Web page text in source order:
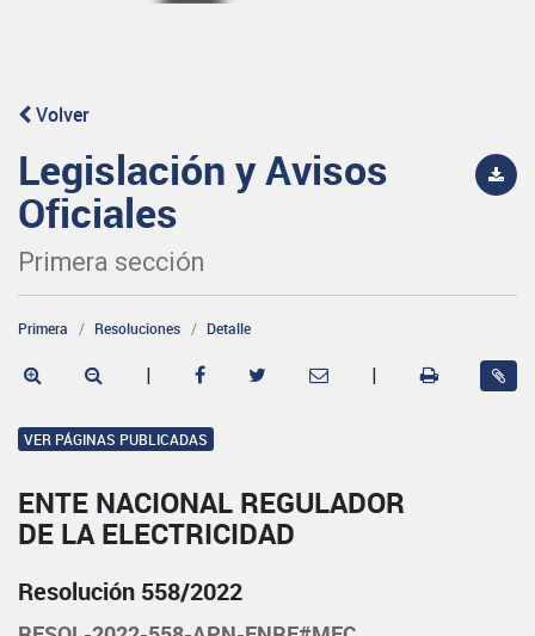
Volver
Legislación y Avisos
Oficiales
Primera sección
Primera Resoluciones Detalle
| |
VER PÁGINAS PUBLICADAS
ENTE NACIONAL REGULADOR
DE LA ELECTRICIDAD
Resolución 558/2022